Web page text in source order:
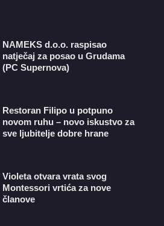
NAMEKS d.o.o. raspisao
natječaj za posao u Grudama
(PC Supernova)
Restoran Filipo u potpuno
novom ruhu – novo iskustvo za
sve ljubitelje dobre hrane
Violeta otvara vrata svog
Montessori vrtića za nove
članove